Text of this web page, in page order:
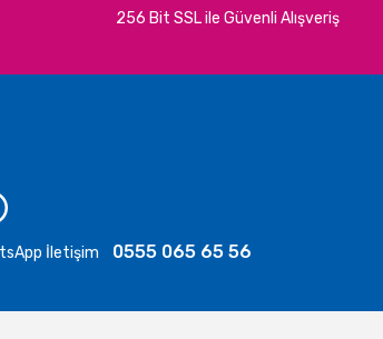
256 Bit SSL ile Güvenli Alışveriş
İletişim 0555 065 65 56